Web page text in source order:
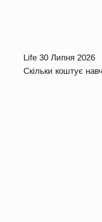
Life 30 Липня 2026
Скільки коштує